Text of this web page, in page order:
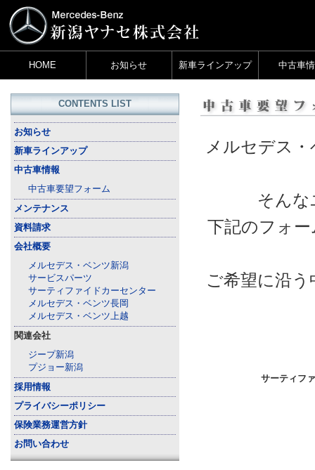
HOME お知らせ 新車ラインアップ 中古車
メルセデス
そんな
下記のフォ
ご希望に沿
サーティフ
CONTENTS LIST
お知らせ
新車ラインアップ
中古車情報
中古車要望フォーム
メンテナンス
資料請求
会社概要
メルセデス・ベンツ新潟
サービスパーツ
サーティファイドカーセンター
メルセデス・ベンツ長岡
メルセデス・ベンツ上越
関連会社
ジープ新潟
プジョー新潟
採用情報
プライバシーポリシー
保険業務運営方針
お問い合わせ